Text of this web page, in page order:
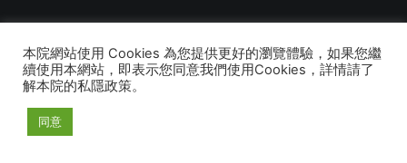
© 2026 建道神學院Alliance Bible Seminary. All rights reserved
本院網站使用 Cookies 為您提供更好的瀏覽體驗，如果您繼
續使用本網站，即表示您同意我們使用Cookies，詳情請了
解本院的私隱政策。
同意